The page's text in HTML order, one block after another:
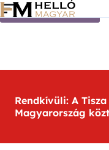
Ugrás a tartalomra
Rendkívüli: A
Magyarország